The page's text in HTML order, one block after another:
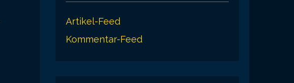
Artikel-Feed
Kommentar-Feed